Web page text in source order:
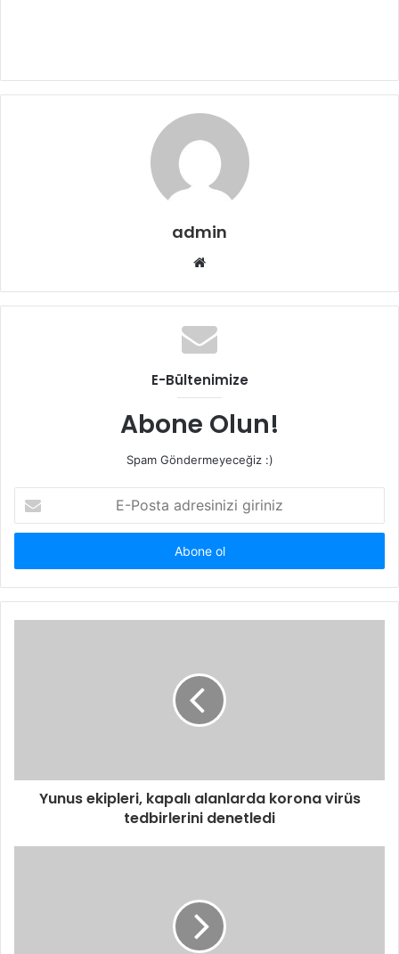
admin
Web
E-Bültenimize
Abone Olun!
Spam Göndermeyeceğiz :)
Posta
adresinizi
Yunus ekipleri, kapalı alanlarda korona virüs
tedbirlerini denetledi